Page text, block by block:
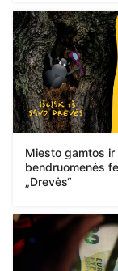
Miesto gamtos ir
bendruomenės
„Drevės“